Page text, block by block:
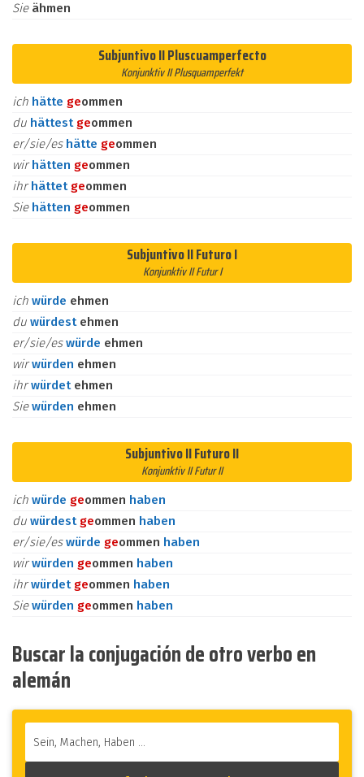
Sie ähmen
Subjuntivo II Pluscuamperfecto
Konjunktiv II Plusquamperfekt
ich hätte geommen
du hättest geommen
er/sie/es hätte geommen
wirhätten geommen
ihrhättet geommen
Sie hätten geommen
Subjuntivo II Futuro I
Konjunktiv II Futur I
ich würde ehmen
du würdest ehmen
er/sie/eswürde ehmen
wirwürden ehmen
ihrwürdet ehmen
Siewürden ehmen
Subjuntivo II Futuro II
Konjunktiv II Futur II
ich würde geommen haben
du würdest geommen haben
er/sie/eswürde geommen haben
wirwürden geommen haben
ihrwürdet geommen haben
Siewürden geommen haben
Buscar la conjugación de otro verbo en
alemán